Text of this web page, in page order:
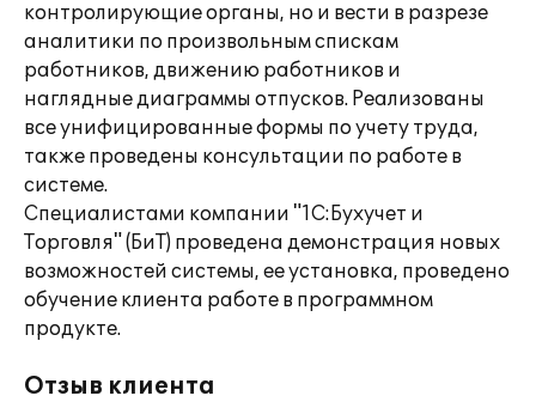
контролирующие органы, но и вести в разрезе
аналитики по произвольным спискам
работников, движению работников и
наглядные диаграммы отпусков. Реализованы
все унифицированные формы по учету труда,
также проведены консультации по работе в
системе.
Специалистами компании "1С:Бухучет и
Торговля" (БиТ) проведена демонстрация новых
возможностей системы, ее установка, проведено
обучение клиента работе в программном
продукте.
Отзыв клиента